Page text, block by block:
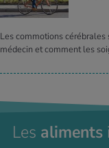
Les commotions
médecin et comment les
Les aliments